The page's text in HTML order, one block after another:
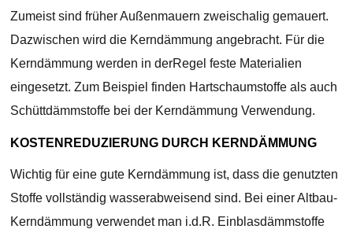
Zumeist sind früher Außenmauern zweischalig gemauert.
Dazwischen wird die Kerndämmung angebracht. Für die
Kerndämmung werden in derRegel feste Materialien
eingesetzt. Zum Beispiel finden Hartschaumstoffe als auch
Schüttdämmstoffe bei der Kerndämmung Verwendung.
KOSTENREDUZIERUNG DURCH KERNDÄMMUNG
Wichtig für eine gute Kerndämmung ist, dass die genutzten
Stoffe vollständig wasserabweisend sind. Bei einer Altbau-
Kerndämmung verwendet man i.d.R. Einblasdämmstoffe